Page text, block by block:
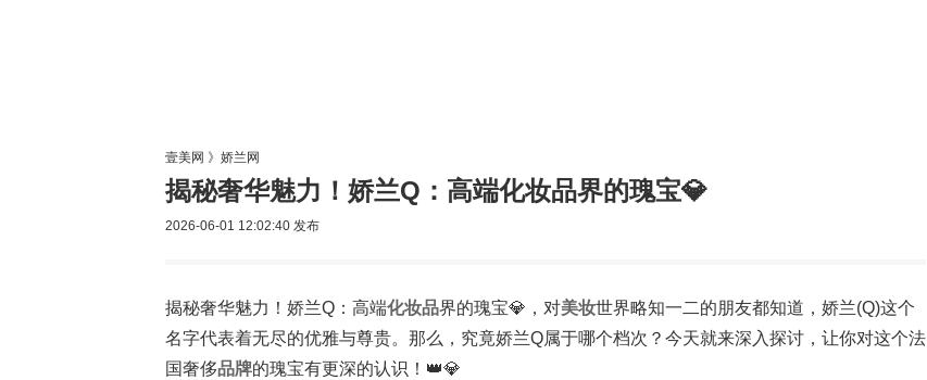
壹美网 》 娇兰网
揭秘奢华魅力！娇兰Q：高端化妆品界的瑰宝💎
2026-06-01 12:02:40 发布
揭秘奢华魅力！娇兰Q：高端化妆品界的瑰宝💎，对美妆世界略知一二的朋友都知道，娇兰(Q)这个
名字代表着无尽的优雅与尊贵。那么，究竟娇兰Q属于哪个档次？今天就来深入探讨，让你对这个法
国奢侈品牌的瑰宝有更深的认识！👑💎